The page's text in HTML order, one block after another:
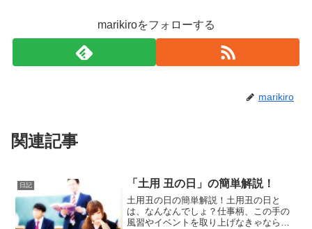
marikiroをフォローする
marikiro
関連記事
日記 「土用 丑の日」の簡単解説！
土用丑の日の簡単解説！土用丑の日と
は、なんなんでしょ？仕事柄、この手の
風習やイベントを取り上げなきゃならな